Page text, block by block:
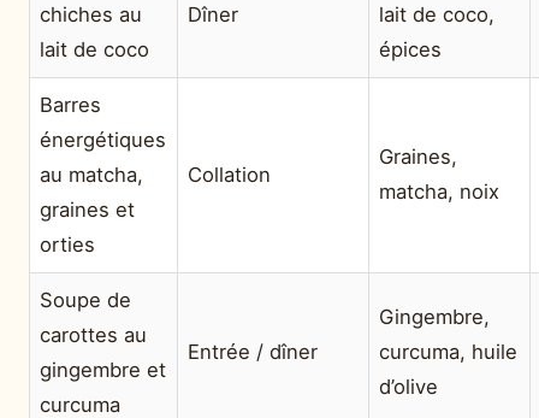
chiches au
lait de coco
Dîner
lait de coco,
épices
Barres
énergétiques
au matcha,
graines et
orties
Collation
Graines,
matcha, noix
Soupe de
carottes au
gingembre et
curcuma
Entrée / dîner
Gingembre,
curcuma, huile
d’olive